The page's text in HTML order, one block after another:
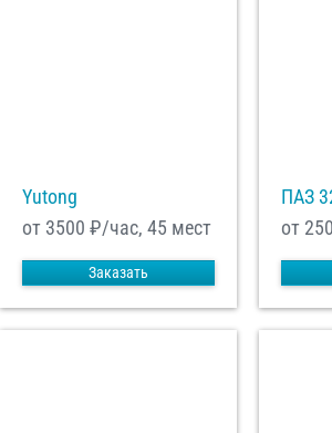
Yutong
от 3500 ₽/час, 45 мест
Заказать
ПАЗ
от